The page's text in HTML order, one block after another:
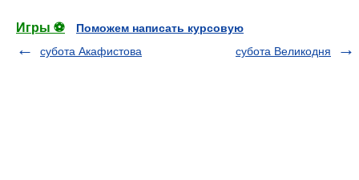
Игры ⚽
Поможем написать курсовую
субота Акафистова
субота Великодня